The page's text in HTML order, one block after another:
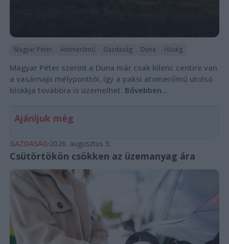
Magyar Péter Atomerőmű Gazdaság Duna Hőség
Magyar Péter szerint a Duna már csak kilenc centire van
a vasárnapi mélyponttól, így a paksi atomerőmű utolsó
blokkja továbbra is üzemelhet. Bővebben...
Ajánljuk még
GAZDASÁG 2026. augusztus 5.
Csütörtökön csökken az üzemanyag ára